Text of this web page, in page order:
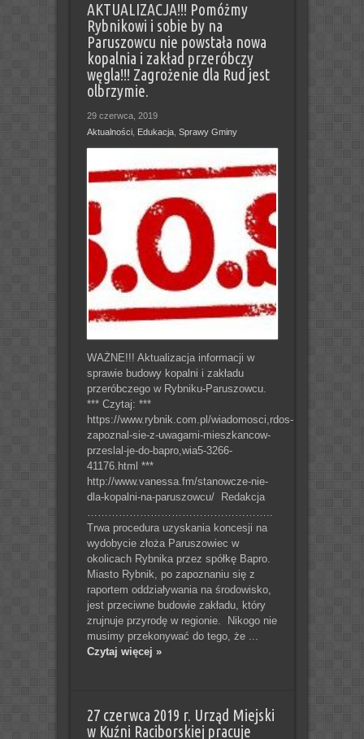
AKTUALIZACJA!!! Pomóżmy
Rybnikowi i sobie by na
Paruszowcu nie powstała nowa
kopalnia i zakład przeróbczy
węgla!!! Zagrożenie dla Rud jest
olbrzymie.
29 czerwca, 2019
Aktualności, Edukacja, Sprawy Gminy
WAŻNE!!! Aktualizacja informacji w
sprawie budowy kopalni i zakładu
przeróbczego w Rybniku-Paruszowcu.
*** Czytaj: ***
https://www.rybnik.com.pl/wiadomosci,rdos-
zapoznal-sie-z-uwagami-mieszkancow-
przeslal-je-do-bapro,wia5-3266-
41176.html ***
http://www.vanessa.fm/stanowcze-nie-
dla-kopalni-na-paruszowcu/ Redakcja
Trwa procedura uzyskania koncesji na
wydobycie złoża Paruszowiec w
okolicach Rybnika przez spółkę Bapro.
Miasto Rybnik, po zapoznaniu się z
raportem oddziaływania na środowisko,
jest przeciwne budowie zakładu, który
zrujnuje przyrodę w regionie. Nikogo nie
musimy przekonywać do tego, że ...
Czytaj więcej »
27 czerwca 2019 r. Urząd Miejski
w Kuźni Raciborskiej pracuje